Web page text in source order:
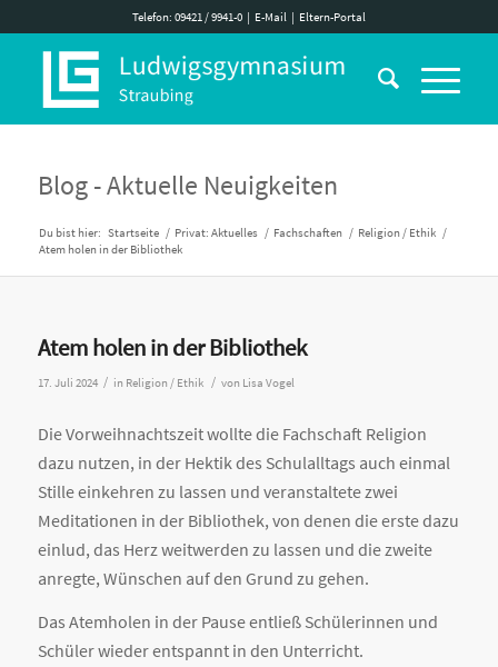
Telefon: 09421 / 9941-0| E-Mail| Eltern-Portal
Blog - Aktuelle Neuigkeiten
Du bist hier: Startseite / Privat: Aktuelles / Fachschaften / Religion / Ethik /
Atem holen in der Bibliothek
Atem holen in der Bibliothek
17. Juli 2024 / in Religion / Ethik / von Lisa Vogel
Die Vorweihnachtszeit wollte die Fachschaft Religion
dazu nutzen, in der Hektik des Schulalltags auch einmal
Stille einkehren zu lassen und veranstaltete zwei
Meditationen in der Bibliothek, von denen die erste dazu
einlud, das Herz weitwerden zu lassen und die zweite
anregte, Wünschen auf den Grund zu gehen.
Das Atemholen in der Pause entließ Schülerinnen und
Schüler wieder entspannt in den Unterricht.